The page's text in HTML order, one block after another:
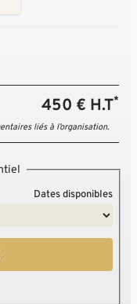
450 € H.T*
liés à l’organisation.
Dates disponibles